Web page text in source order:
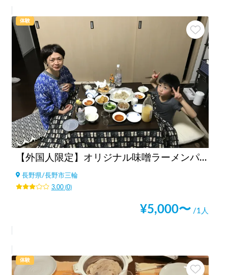
体験
【外国人限定】オリジナル味噌ラーメンパーティ
長野県/長野市三輪
3.00(0)
¥5,000〜 /1人
体験